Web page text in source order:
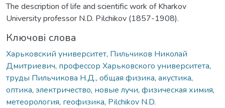
The description of life and scientific work of Kharkov
University professor N.D. Pіlchikov (1857-1908).
Ключові слова
Харьковский университет, Пильчиков Николай
Дмитриевич, профессор Харьковского университета,
труды Пильчикова Н.Д., общая физика, акустика,
оптика, электричество, новые лучи, физическая химия,
метеорология, геофизика, Pіlchikov N.D.